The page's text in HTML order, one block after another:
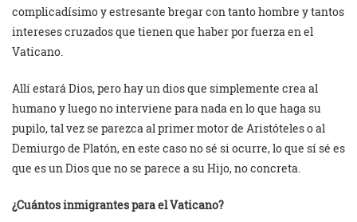
complicadísimo y estresante bregar con tanto hombre y tantos
intereses cruzados que tienen que haber por fuerza en el
Vaticano.
Allí estará Dios, pero hay un dios que simplemente crea al
humano y luego no interviene para nada en lo que haga su
pupilo, tal vez se parezca al primer motor de Aristóteles o al
Demiurgo de Platón, en este caso no sé si ocurre, lo que sí sé es
que es un Dios que no se parece a su Hijo, no concreta.
¿Cuántos inmigrantes para el Vaticano?